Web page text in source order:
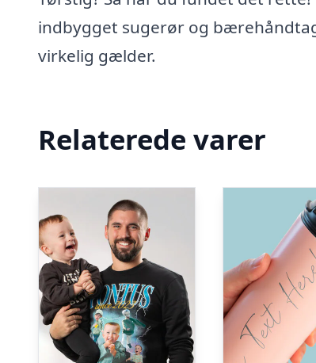
indbygget sugerør og
virkelig gælder.
Relaterede varer